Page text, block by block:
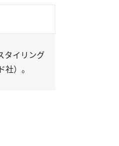
タイリング
）。